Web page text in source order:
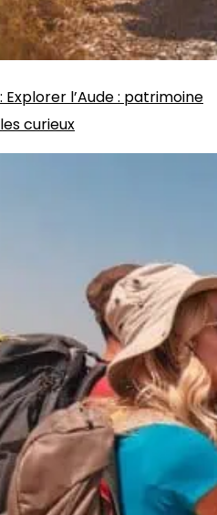
: Explorer l’Aude : patrimoine
curieux